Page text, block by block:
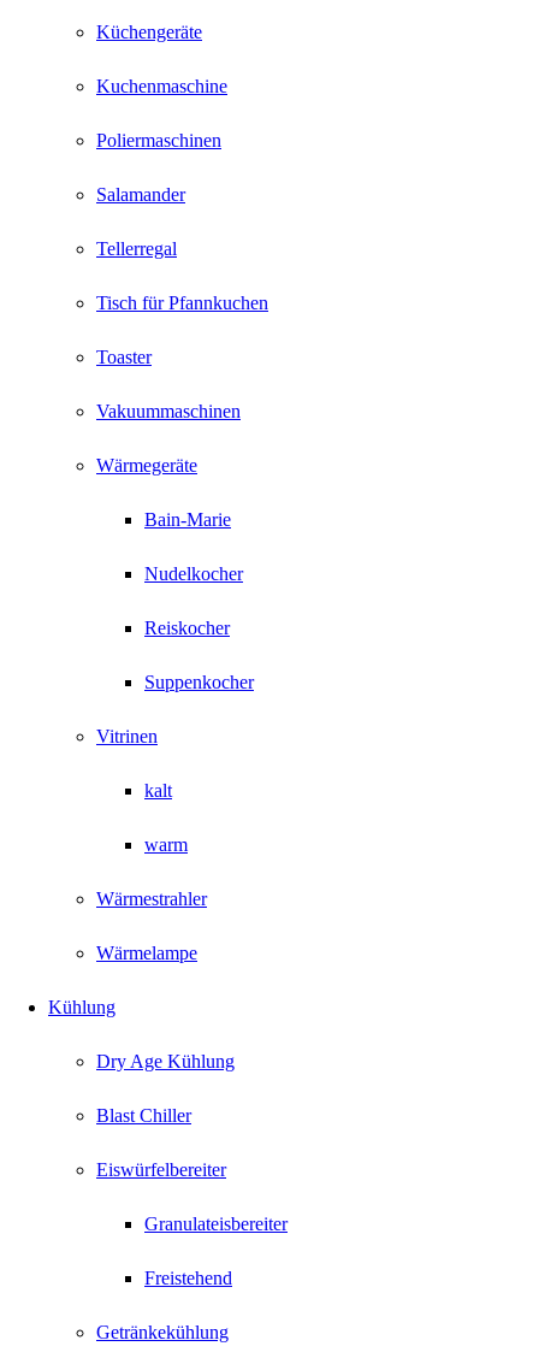
Küchengeräte
Kuchenmaschine
Poliermaschinen
Salamander
Tellerregal
Tisch für Pfannkuchen
Toaster
Vakuummaschinen
Wärmegeräte
Bain-Marie
Nudelkocher
Reiskocher
Suppenkocher
Vitrinen
kalt
warm
Wärmestrahler
Wärmelampe
Kühlung
Dry Age Kühlung
Blast Chiller
Eiswürfelbereiter
Granulateisbereiter
Freistehend
Getränkekühlung